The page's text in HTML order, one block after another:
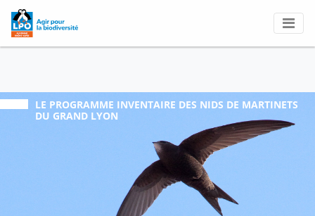
LE PROGRAMME INVENTAIRE DES NIDS DE MARTINETS
DU GRAND LYON